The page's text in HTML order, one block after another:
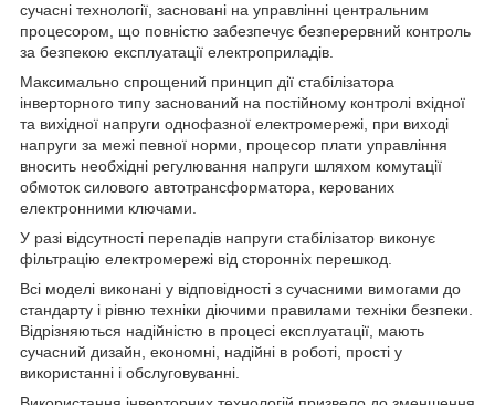
сучасні технології, засновані на управлінні центральним
процесором, що повністю забезпечує безперервний контроль
за безпекою експлуатації електроприладів.
Максимально спрощений принцип дії стабілізатора
інверторного типу заснований на постійному контролі вхідної
та вихідної напруги однофазної електромережі, при виході
напруги за межі певної норми, процесор плати управління
вносить необхідні регулювання напруги шляхом комутації
обмоток силового автотрансформатора, керованих
електронними ключами.
У разі відсутності перепадів напруги стабілізатор виконує
фільтрацію електромережі від сторонніх перешкод.
Всі моделі виконані у відповідності з сучасними вимогами до
стандарту і рівню техніки діючими правилами техніки безпеки.
Відрізняються надійністю в процесі експлуатації, мають
сучасний дизайн, економні, надійні в роботі, прості у
використанні і обслуговуванні.